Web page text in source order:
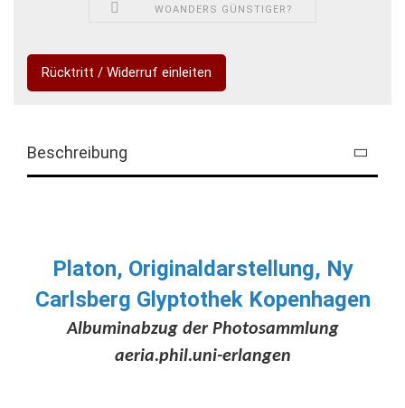
WOANDERS GÜNSTIGER?
Rücktritt / Widerruf einleiten
Beschreibung
Platon, Originaldarstellung, Ny
Carlsberg Glyptothek Kopenhagen
Albuminabzug der Photosammlung
aeria.phil.uni-erlangen